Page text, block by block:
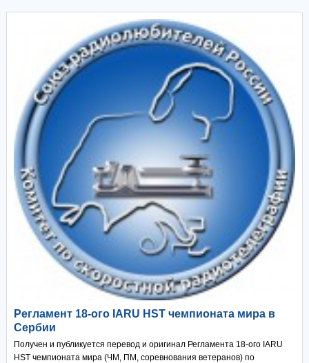
Регламент 18-ого IARU HST чемпионата мира в
Сербии
Получен и публикуется перевод и оригинал Регламента 18-ого IARU
HST чемпионата мира (ЧМ, ПМ, соревнования ветеранов) по